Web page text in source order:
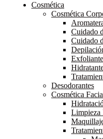
Cosmética
Cosmética
Cuidado
Cuidado
Desodorantes
Cosmética
Limpieza